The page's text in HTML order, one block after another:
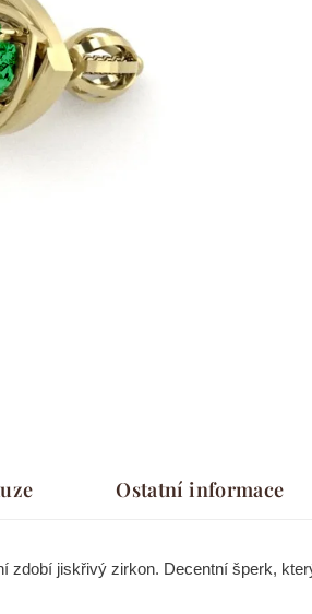
Ostatní informace
zdobí jiskřivý zirkon. Decentní šperk,